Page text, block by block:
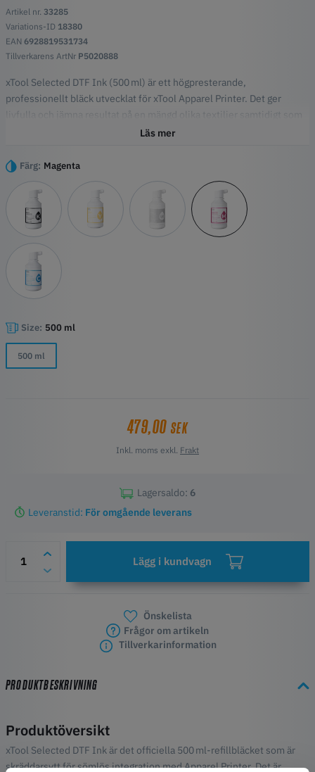
Artikel nr. 33285
Variations-ID 18380
EAN 6928819531734
Tillverkarens ArtNr P5020888
xTool Selected DTF Ink (500 ml) är ett högpresterande,
professionellt bläck utvecklat för xTool Apparel Printer. Det ger
livfulla och jämna resultat på en mängd olika textilier samtidigt som
det säkerställer ett jämnt flöde utan igensättningar. Perfekt för att
Viktiga egenskaper
G7-certifierat för färgprecision och jämnhet
Ger hållbara och livfulla resultat på olika tyger
Utformat för stabil och igensättningsfri drift
Kompatibelt med bomull, polyester, blandningar m.m.
Lätt att fylla på och hantera med tydliga instruktioner
Läs mer
Färg: Magenta
Size: 500 ml
500 ml
479,00 SEK
Inkl. moms exkl. Frakt
Lagersaldo: 6
Leveranstid: För omgående leverans
Lägg i kundvagn
Önskelista
Frågor om artikeln
Tillverkarinformation
PRODUKTBESKRIVNING
Produktöversikt
xTool Selected DTF Ink är det officiella 500 ml-refillbläcket som är
skräddarsytt för sömlös integration med Apparel Printer. Det är